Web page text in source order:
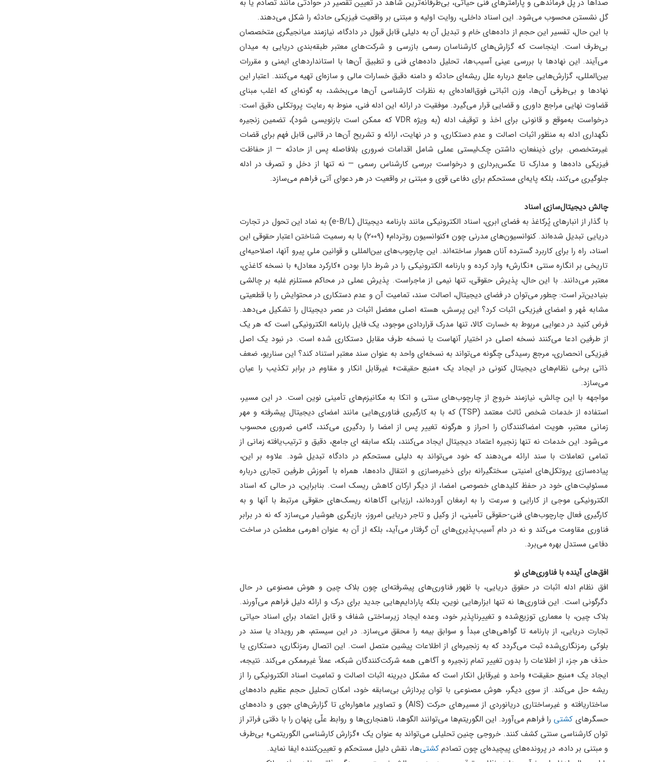
صداها در پل فرماندهی و پارامترهای فنی حیاتی، بی‌طرفانه‌ترین شاهد در تعیین تقصیر در حوادثی مانند تصادم یا به
گل نشستن محسوب می‌شود. این اسناد داخلی، روایت اولیه و مبتنی بر واقعیت فیزیکی حادثه را شکل می‌دهند.
با این حال، تفسیر این حجم از داده‌های خام و تبدیل آن به دلیلی قابل قبول در دادگاه، نیازمند میانجیگری متخصصان
بی‌طرف است. اینجاست که گزارش‌های کارشناسان رسمی بازرسی و شرکت‌های معتبر طبقه‌بندی دریایی به میدان
می‌آیند. این نهادها با بررسی عینی آسیب‌ها، تحلیل داده‌های فنی و تطبیق آن‌ها با استانداردهای ایمنی و مقررات
بین‌المللی، گزارش‌هایی جامع درباره علل ریشه‌ای حادثه و دامنه دقیق خسارات مالی و سازه‌ای تهیه می‌کنند. اعتبار این
نهادها و بی‌طرفی آن‌ها، وزن اثباتی فوق‌العاده‌ای به نظرات کارشناسی آن‌ها می‌بخشد، به گونه‌ای که اغلب مبنای
قضاوت نهایی مراجع داوری و قضایی قرار می‌گیرد. موفقیت در ارائه این ادله فنی، منوط به رعایت پروتکلی دقیق است:
درخواست به‌موقع و قانونی برای اخذ و توقیف ادله (به ویژه VDR که ممکن است بازنویسی شود)، تضمین زنجیره
نگهداری ادله به منظور اثبات اصالت و عدم دستکاری، و در نهایت، ارائه و تشریح آن‌ها در قالبی قابل فهم برای قضات
غیرمتخصص. برای ذینفعان، داشتن چک‌لیستی عملی شامل اقدامات ضروری بلافاصله پس از حادثه — از حفاظت
فیزیکی داده‌ها و مدارک تا عکس‌برداری و درخواست بررسی کارشناس رسمی — نه تنها از دخل و تصرف در ادله
جلوگیری می‌کند، بلکه پایه‌ای مستحکم برای دفاعی قوی و مبتنی بر واقعیت در هر دعوای آتی فراهم می‌سازد.
چالش دیجیتال‌سازی اسناد
با گذار از انبارهای پُركاغذ به فضای ابری، اسناد الکترونیکی مانند بارنامه دیجیتال (e-B/L) به نماد این تحول در تجارت
دریایی تبدیل شده‌اند. کنوانسیون‌های مدرنی چون «کنوانسیون روتردام» (۲۰۰۹) با به رسمیت شناختن اعتبار حقوقی این
اسناد، راه را برای کاربرد گسترده آنان هموار ساخته‌اند. این چارچوب‌های بین‌المللی و قوانین ملیِ پیرو آنها، اصلاحیه‌ای
تاریخی بر انگاره سنتی «نگارش» وارد کرده و بارنامه الکترونیکی را در شرط دارا بودن «کارکرد معادل» با نسخه کاغذی،
معتبر می‌دانند. با این حال، پذیرش حقوقی، تنها نیمی از ماجراست. پذیرش عملی در محاکم مستلزم غلبه بر چالشی
بنیادین‌تر است: چطور می‌توان در فضای دیجیتال، اصالت سند، تمامیت آن و عدم دستکاری در محتوایش را با قطعیتی
مشابه مُهر و امضای فیزیکی اثبات کرد؟ این پرسش، هسته اصلی معضل اثبات در عصر دیجیتال را تشکیل می‌دهد.
فرض کنید در دعوایی مربوط به خسارت کالا، تنها مدرک قراردادی موجود، یک فایل بارنامه الکترونیکی است که هر یک
از طرفین ادعا می‌کنند نسخه اصلی در اختیار آنهاست یا نسخه طرف مقابل دستکاری شده است. در نبود یک اصل
فیزیکی انحصاری، مرجع رسیدگی چگونه می‌تواند به نسخه‌ای واحد به عنوان سند معتبر استناد کند؟ این سناریو، ضعف
ذاتی برخی نظام‌های دیجیتال کنونی در ایجاد یک «منبع حقیقت» غیرقابل انکار و مقاوم در برابر تکذیب را عیان
می‌سازد.
مواجهه با این چالش، نیازمند خروج از چارچوب‌های سنتی و اتکا به مکانیزم‌های تأمینی نوین است. در این مسیر،
استفاده از خدمات شخص ثالث معتمد (TSP) که با به کارگیری فناوری‌هایی مانند امضای دیجیتال پیشرفته و مهر
زمانی معتبر، هویت امضاکنندگان را احراز و هرگونه تغییر پس از امضا را ردگیری می‌کند، گامی ضروری محسوب
می‌شود. این خدمات نه تنها زنجیره اعتماد دیجیتال ایجاد می‌کنند، بلکه سابقه ای جامع، دقیق و ترتیب‌یافته زمانی از
تمامی تعاملات با سند ارائه می‌دهند که خود می‌تواند به دلیلی مستحکم در دادگاه تبدیل شود. علاوه بر این،
پیاده‌سازی پروتکل‌های امنیتی سختگیرانه برای ذخیره‌سازی و انتقال داده‌ها، همراه با آموزش طرفین تجاری درباره
مسئولیت‌های خود در حفظ کلیدهای خصوصی امضا، از دیگر ارکان کاهش ریسک است. بنابراین، در حالی که اسناد
الکترونیکی موجی از کارایی و سرعت را به ارمغان آورده‌اند، ارزیابی آگاهانه ریسک‌های حقوقی مرتبط با آنها و به
کارگیری فعال چارچوب‌های فنی-حقوقی تأمینی، از وکیل و تاجر دریایی امروز، بازیگری هوشیار می‌سازد که نه در برابر
فناوری مقاومت می‌کند و نه در دام آسیب‌پذیری‌های آن گرفتار می‌آید، بلکه از آن به عنوان اهرمی مطمئن در ساخت
دفاعی مستدل بهره می‌برد.
افق‌های آینده با فناوری‌های نو
افق نظام ادله اثبات در حقوق دریایی، با ظهور فناوری‌های پیشرفته‌ای چون بلاک چین و هوش مصنوعی در حال
دگرگونی است. این فناوری‌ها نه تنها ابزارهایی نوین، بلکه پارادایم‌هایی جدید برای درک و ارائه دلیل فراهم می‌آورند.
بلاک چین، با معماری توزیع‌شده و تغییرناپذیر خود، وعده ایجاد زیرساختی شفاف و قابل اعتماد برای اسناد حیاتی
تجارت دریایی، از بارنامه تا گواهی‌های مبدأ و سوابق بیمه را محقق می‌سازد. در این سیستم، هر رویداد یا سند در
بلوکی رمزنگاری‌شده ثبت می‌گردد که به زنجیره‌ای از اطلاعات پیشین متصل است. این اتصال رمزنگاری، دستکاری یا
حذف هر جزء از اطلاعات را بدون تغییر تمام زنجیره و آگاهی همه شرکت‌کنندگان شبکه، عملاً غیرممکن می‌کند. نتیجه،
ایجاد یک «منبع حقیقت» واحد و غیرقابل انکار است که مشکل دیرینه اثبات اصالت و تمامیت اسناد الکترونیکی را از
ریشه حل می‌کند. از سوی دیگر، هوش مصنوعی با توان پردازش بی‌سابقه خود، امکان تحلیل حجم عظیم داده‌های
ساختاریافته و غیرساختاری دریانوردی از مسیرهای حرکت (AIS) و تصاویر ماهواره‌ای تا گزارش‌های جوی و داده‌های
حسگرهای کشتی را فراهم می‌آورد. این الگوریتم‌ها می‌توانند الگوها، ناهنجاری‌ها و روابط علّی پنهان را با دقتی فراتر از
توان کارشناسی سنتی کشف کنند. خروجی چنین تحلیلی می‌تواند به عنوان یک «گزارش کارشناسی الگوریتمی» بی‌طرف
و مبتنی بر داده، در پرونده‌های پیچیده‌ای چون تصادمکشتی‌ها، نقش دلیل مستحکم و تعیین‌کننده ایفا نماید.